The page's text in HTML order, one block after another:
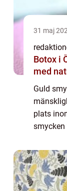
31 maj
Botox i
med
Guld
plats
utforska